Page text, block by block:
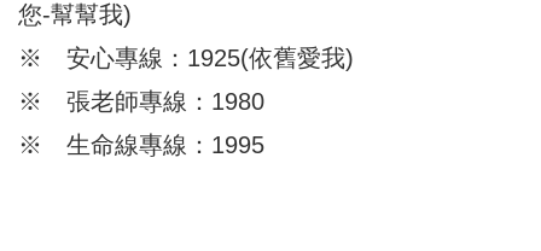
您-幫幫我)
※ 安心專線：1925(依舊愛我)
※ 張老師專線：1980
※ 生命線專線：1995